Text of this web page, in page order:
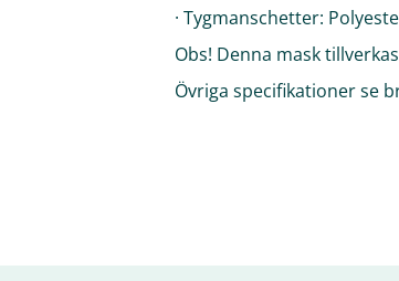
· Tygmanschetter:
Obs! Denna mask
Övriga specifikationer se